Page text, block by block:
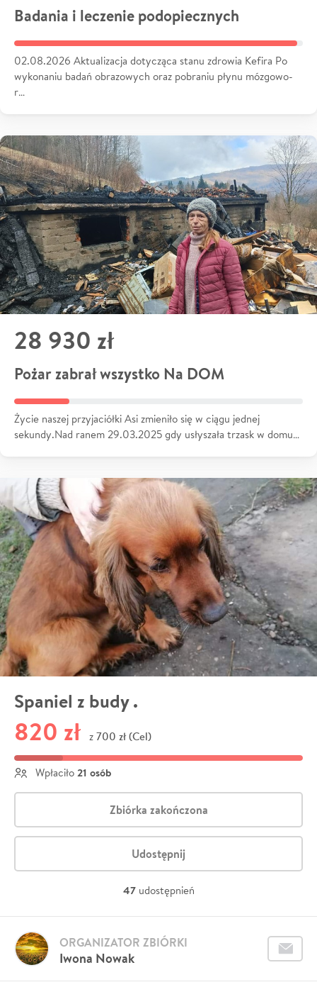
Badania i leczenie podopiecznych
02.08.2026 Aktualizacja dotycząca stanu zdrowia Kefira Po
wykonaniu badań obrazowych oraz pobraniu płynu mózgowo-
r…
28 930 zł
Pożar zabrał wszystko Na DOM
Życie naszej przyjaciółki Asi zmieniło się w ciągu jednej
sekundy.Nad ranem 29.03.2025 gdy usłyszała trzask w domu…
Spaniel z budy .
820 zł z 700 zł (Cel)
Wpłaciło 21 osób
Zbiórka zakończona
Udostępnij
47 udostępnień
Iwona Nowak
ORGANIZATOR ZBIÓRKI